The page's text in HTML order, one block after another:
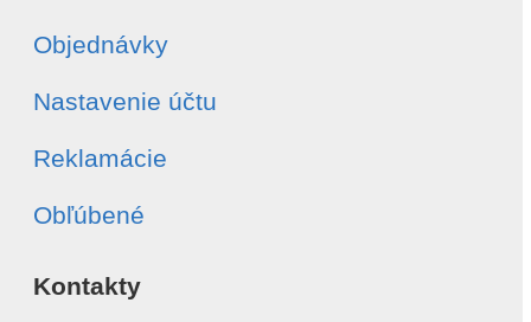
Objednávky
Nastavenie účtu
Reklamácie
Obľúbené
Kontakty